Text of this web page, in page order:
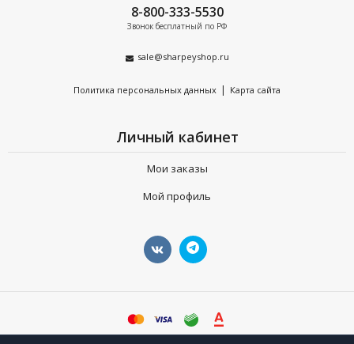
8-800-333-5530
Звонок бесплатный по РФ
sale@sharpeyshop.ru
Политика персональных данных | Карта сайта
Личный кабинет
Мои заказы
Мой профиль